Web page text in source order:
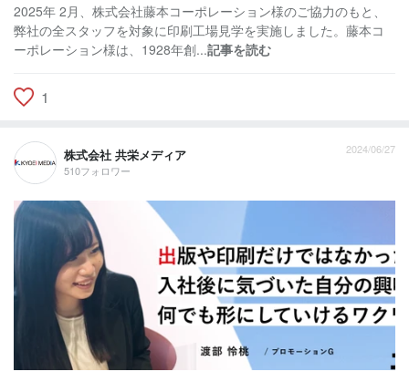
2025年 2月、株式会社藤本コーポレーション様のご協力のもと、
弊社の全スタッフを対象に印刷工場見学を実施しました。藤本コ
ーポレーション様は、1928年創...記事を読む
1
株式会社 共栄メディア
510フォロワー
2024/06/27